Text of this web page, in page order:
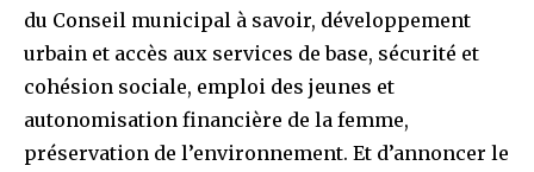
du Conseil municipal à savoir, développement
urbain et accès aux services de base, sécurité et
cohésion sociale, emploi des jeunes et
autonomisation financière de la femme,
préservation de l’environnement. Et d’annoncer le